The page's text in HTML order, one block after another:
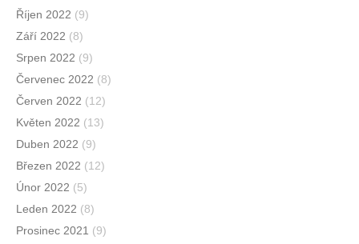
Říjen 2022 (9)
Září 2022 (8)
Srpen 2022 (9)
Červenec 2022 (8)
Červen 2022 (12)
Květen 2022 (13)
Duben 2022 (9)
Březen 2022 (12)
Únor 2022 (5)
Leden 2022 (8)
Prosinec 2021 (9)